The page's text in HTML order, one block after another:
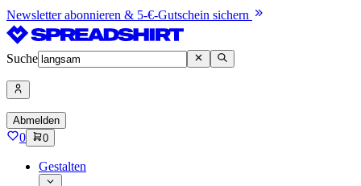
Newsletter abonnieren & 5-€-Gutschein sichern
Suche
Abmelden
0 0
Gestalten